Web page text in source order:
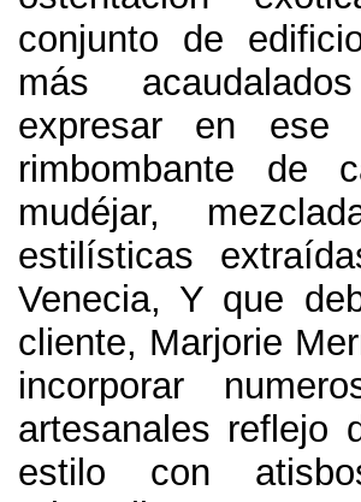
conjunto de
más
expresar en ese
rimbombante de
mudéjar,
estilísticas
Venecia, Y que
cliente, Marjorie
incorporar
artesanales reflejo
estilo con